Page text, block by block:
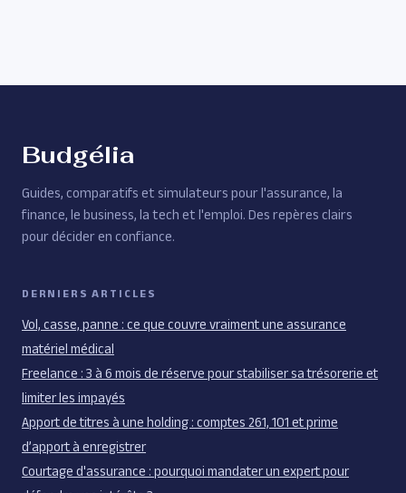
Budgélia
Guides, comparatifs et simulateurs pour l'assurance, la
finance, le business, la tech et l'emploi. Des repères clairs
pour décider en confiance.
DERNIERS ARTICLES
Vol, casse, panne : ce que couvre vraiment une assurance
matériel médical
Freelance : 3 à 6 mois de réserve pour stabiliser sa trésorerie et
limiter les impayés
Apport de titres à une holding : comptes 261, 101 et prime
d’apport à enregistrer
Courtage d'assurance : pourquoi mandater un expert pour